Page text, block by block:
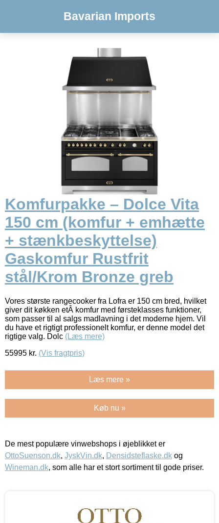
Bavarian Imports
Komfurpakke – Dolce Vita
150 cm (komfur + emhætte
+ stænkbeskyttelse)
Gaskomfur Rustfrit
stål/Krom Bronze greb
Vores største rangecooker fra Lofra er 150 cm bred, hvilket
giver dit køkken etÂ komfur med førsteklasses funktioner,
som passer til al salgs madlavning i det moderne hjem. Vil
du have et rigtigt professionelt komfur, er denne model det
rigtige valg. Dolc (Læs mere)
55995 kr. (Vis fragtpris)
Læs mere »
Køb nu »
De mest populære vinwebshops i øjeblikket er
OttoSuenson.dk, JyskVin.dk, Densidsteflaske.dk og
Wineman.dk, som alle har et stort sortiment til gode priser.